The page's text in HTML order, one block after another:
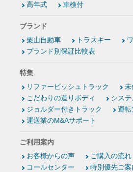
高年式
車検付
ブランド
栗山自動車
トラスキー
ブランド別保証比較表
特集
リファービッシュトラック
未
こだわりの造りボディ
シス
ジョルダー付きトラック
運転
運送業のM&Aサポート
ご利用案内
お客様からの声
ご購入の流れ
コールセンター
特別優先ご案